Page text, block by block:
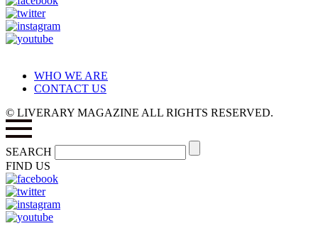
WHO WE ARE
CONTACT US
© LIVERARY MAGAZINE ALL RIGHTS RESERVED.
SEARCH
FIND US